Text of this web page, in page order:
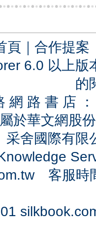
頁 ｜ 合作提案
6.0 以上
的
網 路 書 店
於華文網股
采舍國際有
客服時